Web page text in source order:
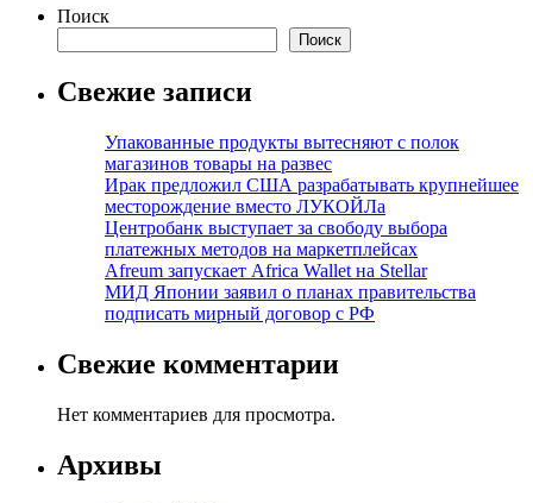
Поиск
Поиск
Свежие записи
Упакованные продукты вытесняют с полок
магазинов товары на развес
Ирак предложил США разрабатывать крупнейшее
месторождение вместо ЛУКОЙЛа
Центробанк выступает за свободу выбора
платежных методов на маркетплейсах
Afreum запускает Africa Wallet на Stellar
МИД Японии заявил о планах правительства
подписать мирный договор с РФ
Свежие комментарии
Нет комментариев для просмотра.
Архивы